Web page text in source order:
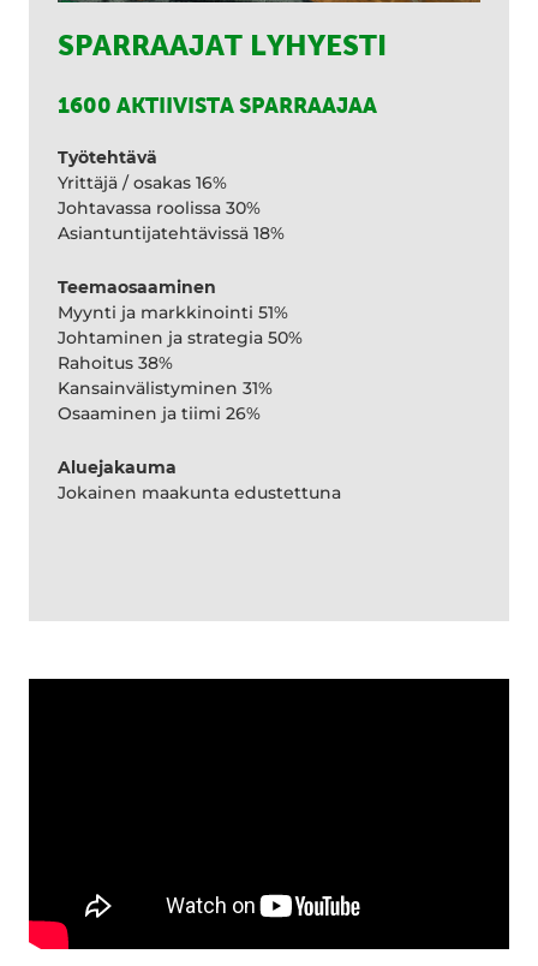
SPARRAAJAT LYHYESTI
1600 AKTIIVISTA SPARRAAJAA
Työtehtävä
Yrittäjä / osakas 16%
Johtavassa roolissa 30%
Asiantuntijatehtävissä 18%
Teemaosaaminen
Myynti ja markkinointi 51%
Johtaminen ja strategia 50%
Rahoitus 38%
Kansainvälistyminen 31%
Osaaminen ja tiimi 26%
Aluejakauma
Jokainen maakunta edustettuna